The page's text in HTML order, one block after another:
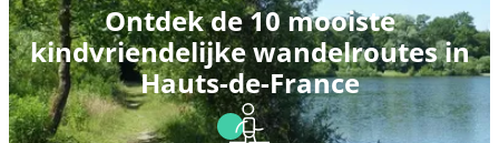
Ontdek de 10 mooiste
kindvriendelijke wandelroutes in
Hauts-de-France